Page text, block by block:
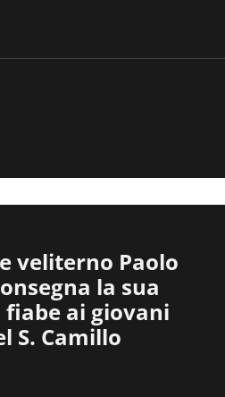
veliterno Paolo
la sua
ai giovani
S. Camillo